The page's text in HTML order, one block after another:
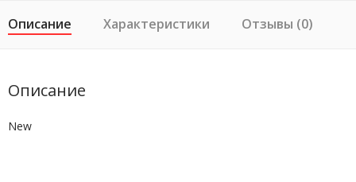
Описание Характеристики Отзывы (0)
Описание
New